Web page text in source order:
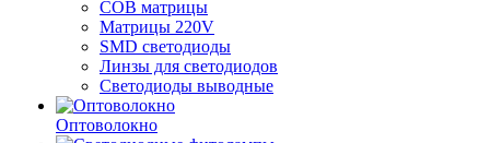
COB матрицы
Матрицы 220V
SMD светодиоды
Линзы для светодиодов
Светодиоды выводные
Оптоволокно